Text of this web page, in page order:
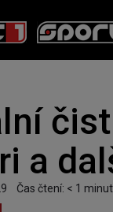
a
Čas čtení: < 1